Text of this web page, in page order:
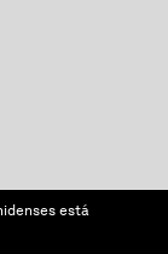
está